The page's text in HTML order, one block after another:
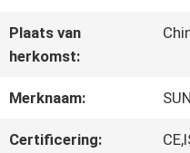
ONGEVEER
ONS
Plaats van
herkomst:
Merknaam:
Certificering: